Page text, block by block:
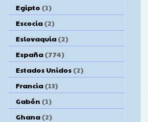
Egipto (1)
Escocia (2)
Eslovaquia (2)
España (774)
Estados Unidos (2)
Francia (13)
Gabón (1)
Ghana (2)